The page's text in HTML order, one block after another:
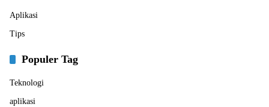
Aplikasi
Tips
Populer Tag
Teknologi
aplikasi